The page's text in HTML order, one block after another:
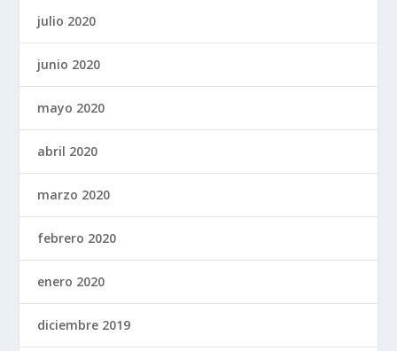
julio 2020
junio 2020
mayo 2020
abril 2020
marzo 2020
febrero 2020
enero 2020
diciembre 2019